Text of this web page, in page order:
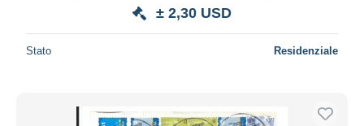
± 2,30 USD
Stato Residenziale